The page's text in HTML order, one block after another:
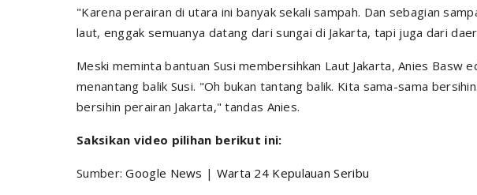
"Karena perairan di utara ini banyak sekali sampah. Dan sebagian
laut, enggak semuanya datang dari sungai di Jakarta, tapi juga dari
Meski meminta bantuan Susi membersihkan Laut Jakarta, Anies Basw
menantang balik Susi. "Oh bukan tantang balik. Kita sama-sama bersihin
bersihin perairan Jakarta," tandas Anies.
Saksikan video pilihan berikut ini:
Sumber:Google News | Warta 24 Kepulauan Seribu